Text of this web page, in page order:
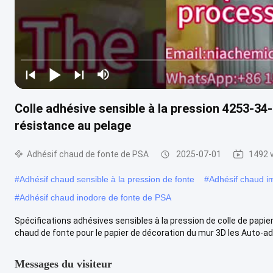
Colle adhésive sensible à la pression 4253-
résistance au pelage
Adhésif chaud de fonte de PSA 2025-07-01 1492
#Adhésif chaud sensible à la pression de fonte #Adhésif chaud
#Adhésif chaud inodore de fonte de PSA
Spécifications adhésives sensibles à la pression de colle de
chaud de fonte pour le papier de décoration du mur 3D les Auto-
Messages du visiteur